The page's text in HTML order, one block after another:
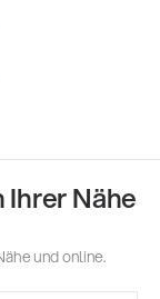
Ihrer Nähe
und online.